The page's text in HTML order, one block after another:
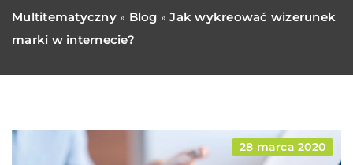
Multitematyczny» Blog »Jak wykreować wizerunek
marki w internecie?
28 marca 2020